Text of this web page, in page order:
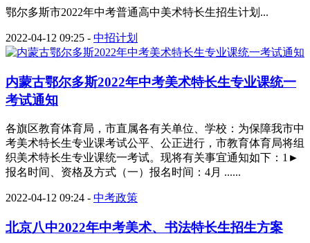
鄂尔多斯市2022年中考普通高中美术特长生招生计划...
2022-04-12 09:25 - 中招计划
内蒙古鄂尔多斯2022年中考美术特长生专业课统一
考试通知
各旗区教育体育局，市直属各有关单位、学校：为保障我市中
考美术特长生专业课考试公平、公正进行，市教育体育局将组
织美术特长生专业课统一考试。现将有关事宜通知如下：1►
报名时间、资格及方式（一）报名时间：4月 ......
2022-04-12 09:24 - 中考政策
北京八中2022年中考美术、书法特长生招生方案